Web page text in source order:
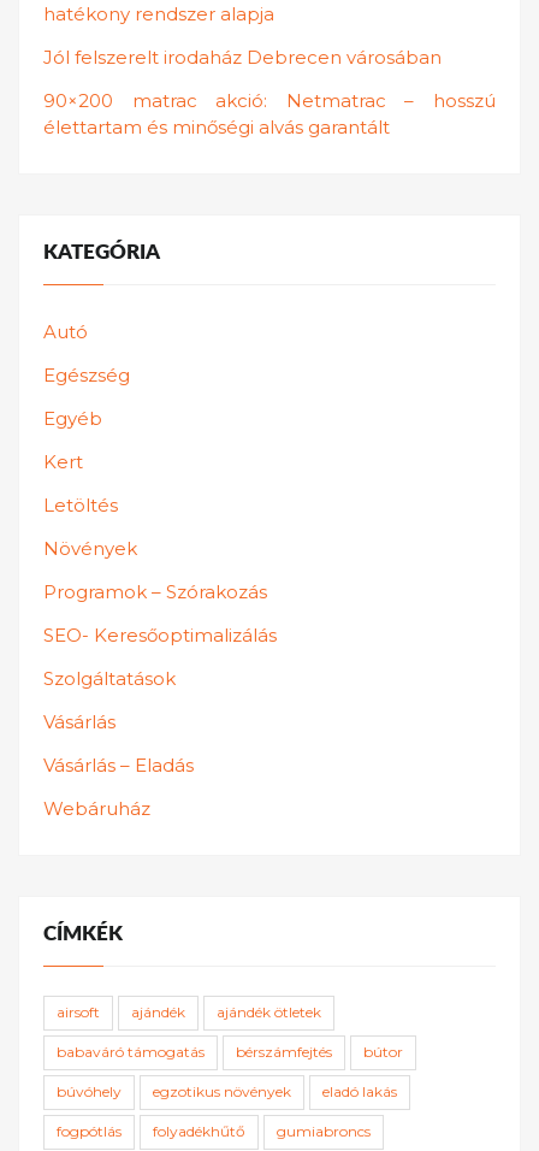
hatékony rendszer alapja
Jól felszerelt irodaház Debrecen városában
90×200 matrac akció: Netmatrac – hosszú
élettartam és minőségi alvás garantált
KATEGÓRIA
Autó
Egészség
Egyéb
Kert
Letöltés
Növények
Programok – Szórakozás
SEO- Keresőoptimalizálás
Szolgáltatások
Vásárlás
Vásárlás – Eladás
Webáruház
CÍMKÉK
airsoft ajándék ajándék ötletek
babaváró támogatás bérszámfejtés bútor
búvóhely egzotikus növények eladó lakás
fogpótlás folyadékhűtő gumiabroncs